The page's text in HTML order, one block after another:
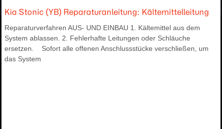
Kia Stonic (YB) Reparaturanleitung: Kältemittelleitung
Reparaturverfahren AUS- UND EINBAU 1. Kältemittel aus dem
System ablassen. 2. Fehlerhafte Leitungen oder Schläuche
ersetzen. Sofort alle offenen Anschlussstücke verschließen, um
das System